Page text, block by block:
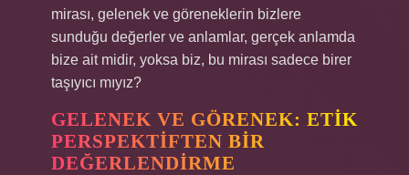
mirası, gelenek ve göreneklerin bizlere
sunduğu değerler ve anlamlar, gerçek anlamda
bize ait midir, yoksa biz, bu mirası sadece birer
taşıyıcı mıyız?
GELENEK VE GÖRENEK: ETIK
PERSPEKTIFTEN BIR
DEĞERLENDIRME